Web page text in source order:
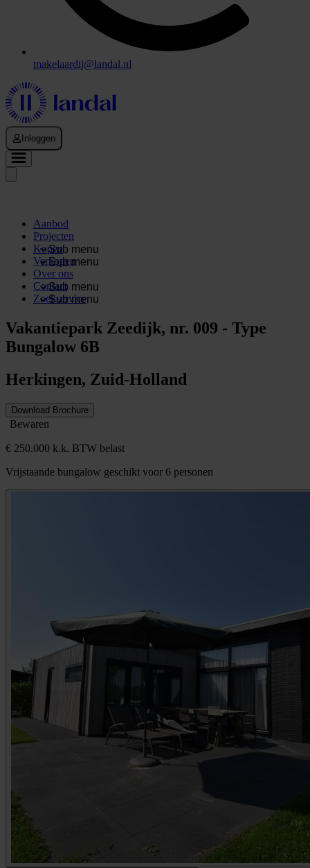
makelaardij@landal.nl
Inloggen
Aanbod
Projecten
Sub menu
Kopen
Sub menu
Verkopen
Over ons
Sub menu
Contact
Sub menu
Zoekservice
Vakantiepark Zeedijk, nr. 009 - Type
Bungalow 6B
Herkingen, Zuid-Holland
Download Brochure
Bewaren
€ 250.000 k.k. BTW belast
Vrijstaande bungalow geschikt voor 6 personen